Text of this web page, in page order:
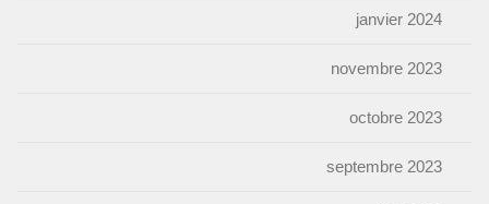
janvier 2024
novembre 2023
octobre 2023
septembre 2023